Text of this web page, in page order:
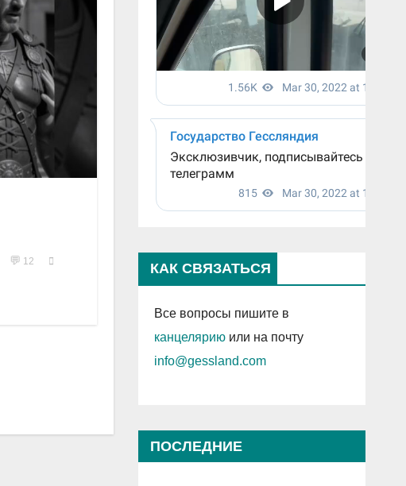
💬 12
КАК СВЯЗАТЬСЯ
Все вопросы пишите в
канцеляриюили на почту
info@gessland.com
ПОСЛЕДНИЕ